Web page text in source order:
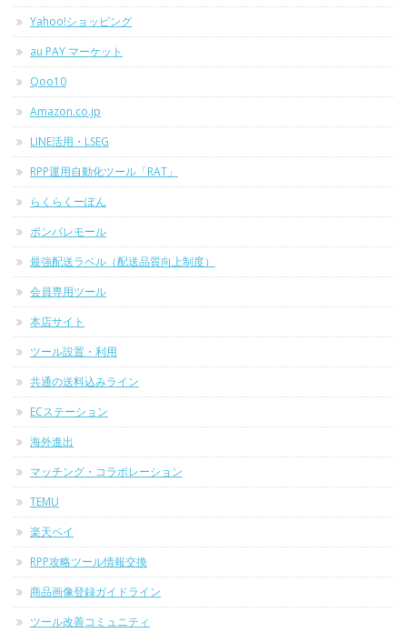
Yahoo!ショッピング
au PAY マーケット
Qoo10
Amazon.co.jp
LINE活用・LSEG
RPP運用自動化ツール「RAT」
らくらくーぽん
ポンパレモール
最強配送ラベル（配送品質向上制度）
会員専用ツール
本店サイト
ツール設置・利用
共通の送料込みライン
ECステーション
海外進出
マッチング・コラボレーション
TEMU
楽天ペイ
RPP攻略ツール情報交換
商品画像登録ガイドライン
ツール改善コミュニティ